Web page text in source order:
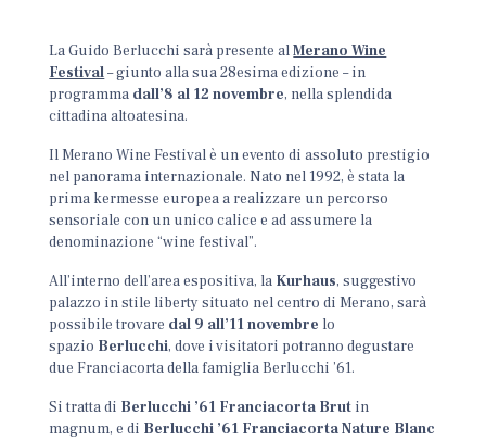
La Guido Berlucchi sarà presente alMerano Wine
Festival– giunto alla sua 28esima edizione – in
programma dall’8 al 12 novembre, nella splendida
cittadina altoatesina.
Il Merano Wine Festival è un evento di assoluto prestigio
nel panorama internazionale. Nato nel 1992, è stata la
prima kermesse europea a realizzare un percorso
sensoriale con un unico calice e ad assumere la
denominazione “wine festival”.
All’interno dell’area espositiva, la Kurhaus, suggestivo
palazzo in stile liberty situato nel centro di Merano, sarà
possibile trovare dal 9 all’11 novembre lo
spazio Berlucchi, dove i visitatori potranno degustare
due Franciacorta della famiglia Berlucchi ’61.
Si tratta di Berlucchi ’61 Franciacorta Brut in
magnum, e di Berlucchi ’61 Franciacorta Nature Blanc